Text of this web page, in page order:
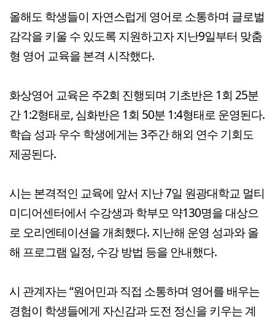
올해도 학생들이 자연스럽게 영어로 소통하며 글로벌
감각을 키울 수 있도록 지원하고자 지난9일부터 맞춤
형 영어 교육을 본격 시작했다.
화상영어 교육은 주2회 진행되며 기초반은 1회 25분
간 1:2형태로, 심화반은 1회 50분 1:4형태로 운영된다.
학습 성과 우수 학생에게는 3주간 해외 연수 기회도
제공된다.
시는 본격적인 교육에 앞서 지난 7일 원광대학교 멀티
미디어센터에서 수강생과 학부모 약130명을 대상으
로 오리엔테이션을 개최했다. 지난해 운영 성과와 올
해 프로그램 일정, 수강 방법 등을 안내했다.
시 관계자는 “원어민과 직접 소통하며 영어를 배우는
경험이 학생들에게 자신감과 도전 정신을 키우는 계